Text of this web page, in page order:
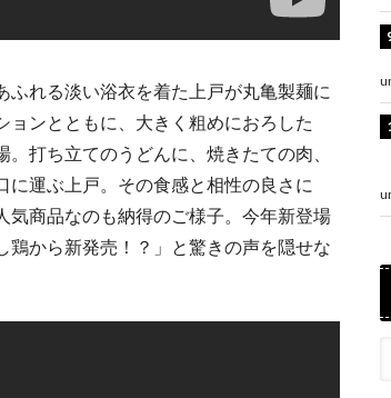
ふれる淡い浴衣を着た上戸が丸亀製麺に
ンとともに、大きく粗めにおろした
打ち立てのうどんに、焼きたての肉、
運ぶ上戸。その食感と相性の良さに
気商品なのも納得のご様子。今年新登場
から新発売！？」と驚きの声を隠せな